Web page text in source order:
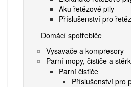
Aku řetězové pily
Příslušenství pro
Domácí spotřebiče
Vysavače a kompresory
Parní mopy, čističe a
Parní čističe
Příslušenství pro